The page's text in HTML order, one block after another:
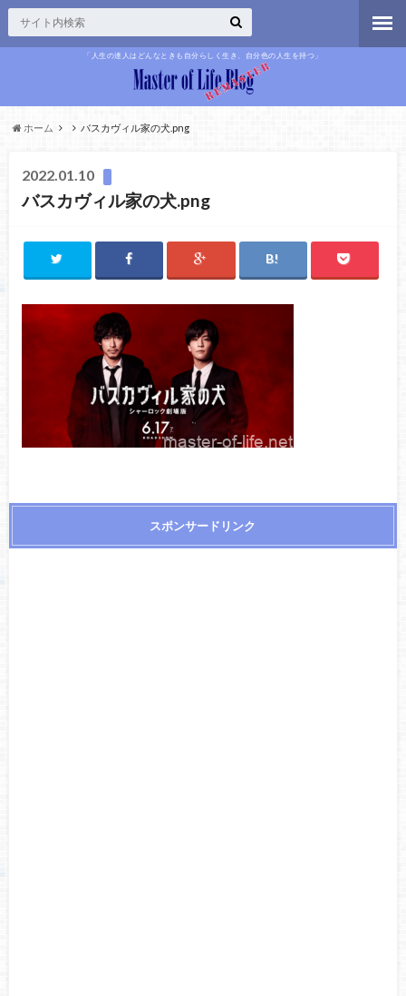
「人生の達人はどんなときも自分らしく生き、自分色の人生を持つ」
ホーム バスカヴィル家の犬.png
2022.01.10
バスカヴィル家の犬.png
スポンサードリンク